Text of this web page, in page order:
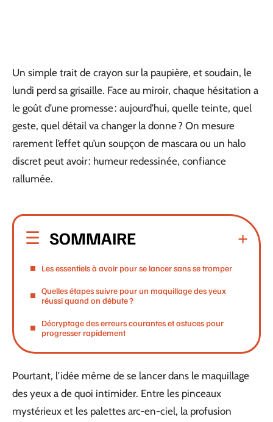
Un simple trait de crayon sur la paupière, et soudain, le
lundi perd sa grisaille. Face au miroir, chaque hésitation a
le goût d’une promesse : aujourd’hui, quelle teinte, quel
geste, quel détail va changer la donne ? On mesure
rarement l’effet qu’un soupçon de mascara ou un halo
discret peut avoir : humeur redessinée, confiance
rallumée.
SOMMAIRE
Les essentiels à avoir pour se lancer sans se tromper
Quelles étapes suivre pour un maquillage des yeux
réussi quand on débute ?
Décryptage des erreurs courantes et astuces pour
progresser rapidement
Pourtant, l’idée même de se lancer dans le maquillage
des yeux a de quoi intimider. Entre les pinceaux
mystérieux et les palettes arc-en-ciel, la profusion